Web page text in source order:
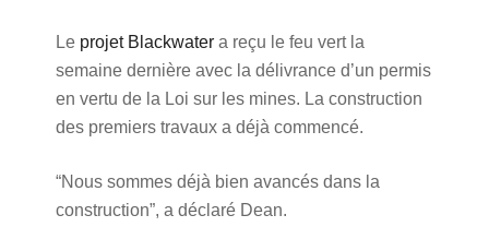
Le projet Blackwatera reçu le feu vert la
semaine dernière avec la délivrance d’un permis
en vertu de la Loi sur les mines. La construction
des premiers travaux a déjà commencé.
“Nous sommes déjà bien avancés dans la
construction”, a déclaré Dean.